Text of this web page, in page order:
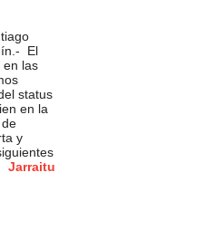
El
en las
status
en la
y
Jarraitu